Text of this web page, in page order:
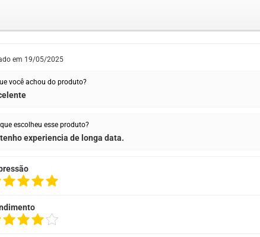
em 19/05/2025
você achou do produto?
escolheu esse produto?
experiencia de longa data.